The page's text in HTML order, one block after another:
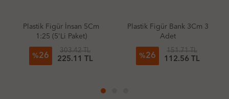
Plastik Figür İnsan 5Cm
1:25 (5'Li Paket)
26
303.42 TL
225.11 TL
Plastik Figür Bank 3Cm 3
26
151.71 TL
112.56 TL